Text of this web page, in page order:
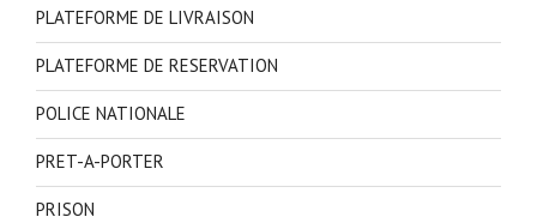
PLATEFORME DE LIVRAISON
PLATEFORME DE RESERVATION
POLICE NATIONALE
PRET-A-PORTER
PRISON